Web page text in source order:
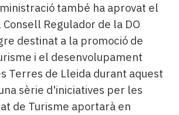
també ha aprovat el
Regulador de la DO
destinat a la promoció de
i el desenvolupament
Terres de Lleida durant aquest
sèrie d'iniciatives per les
de Turisme aportarà en